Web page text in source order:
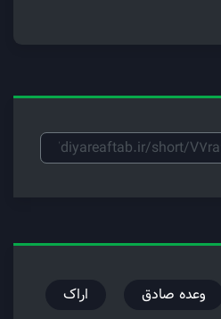
وعده صادق
اراک